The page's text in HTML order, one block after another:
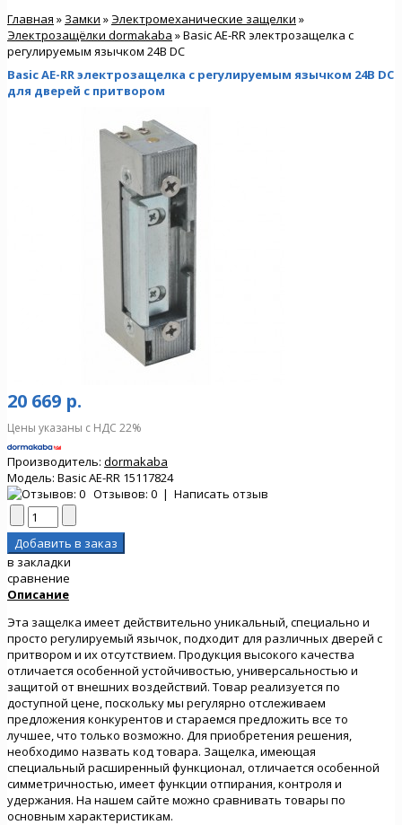
Главная » Замки » Электромеханические защелки »
Электрозащёлки dormakaba » Basic AE-RR электрозащелка с
регулируемым язычком 24В DC
Basic AE-RR электрозащелка с регулируемым язычком 24В DC
для дверей с притвором
20 669 р.
Цены указаны с НДС 22%
Производитель: dormakaba
Модель: Basic AE-RR 15117824
Отзывов: 0 | Написать отзыв
в закладки
сравнение
Описание
Эта защелка имеет действительно уникальный, специально и
просто регулируемый язычок, подходит для различных дверей с
притвором и их отсутствием. Продукция высокого качества
отличается особенной устойчивостью, универсальностью и
защитой от внешних воздействий. Товар реализуется по
доступной цене, поскольку мы регулярно отслеживаем
предложения конкурентов и стараемся предложить все то
лучшее, что только возможно. Для приобретения решения,
необходимо назвать код товара. Защелка, имеющая
специальный расширенный функционал, отличается особенной
симметричностью, имеет функции отпирания, контроля и
удержания. На нашем сайте можно сравнивать товары по
основным характеристикам.